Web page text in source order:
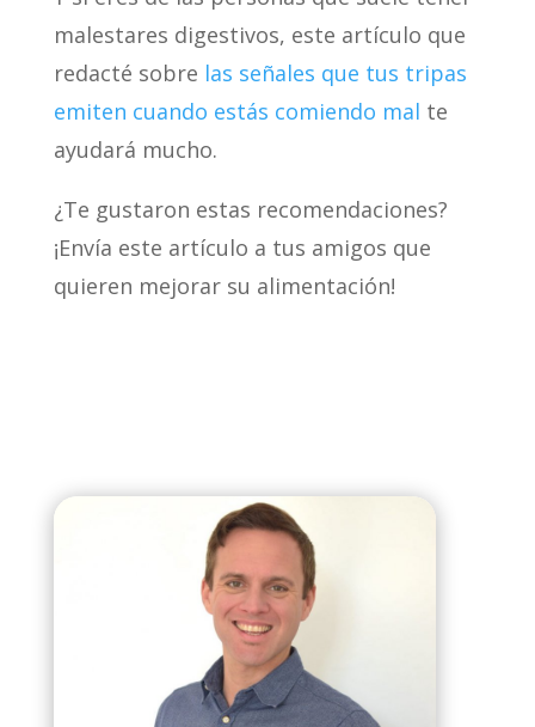
malestares digestivos, este artículo que
redacté sobre las señales que tus tripas
emiten cuando estás comiendo mal te
ayudará mucho.
¿Te gustaron estas recomendaciones?
¡Envía este artículo a tus amigos que
quieren mejorar su alimentación!